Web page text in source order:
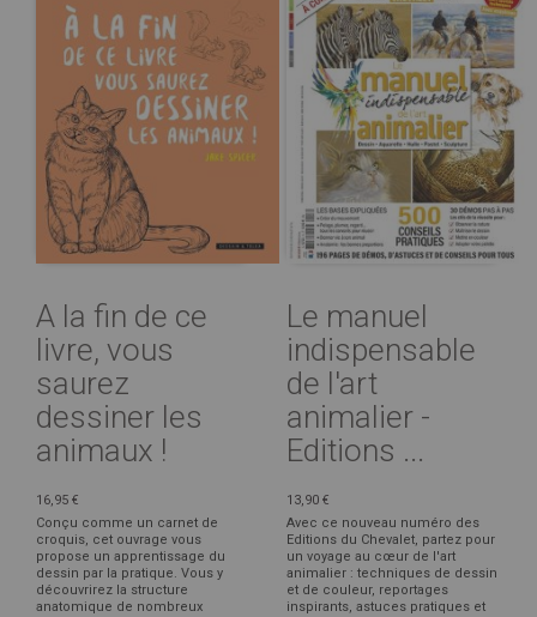
A la fin de ce
livre, vous
saurez
dessiner les
animaux !
16,95 €
Conçu comme un carnet de
croquis, cet ouvrage vous
propose un apprentissage du
dessin par la pratique. Vous y
découvrirez la structure
anatomique de nombreux
Le manuel
indispensable
de l'art
animalier -
Editions ...
13,90 €
Avec ce nouveau numéro des
Editions du Chevalet, partez pour
un voyage au cœur de l'art
animalier : techniques de dessin
et de couleur, reportages
inspirants, astuces pratiques et